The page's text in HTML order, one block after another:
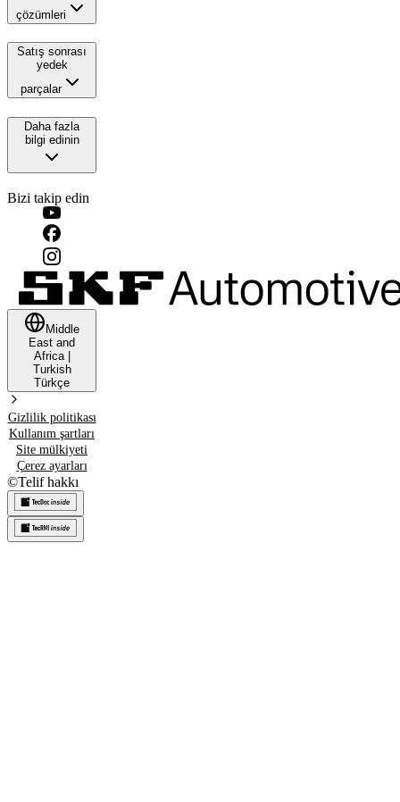
çözümleri
Satış sonrası
yedek
parçalar
Daha fazla
bilgi edinin
Bizi takip edin
Middle
East and
Africa|
Turkish
Türkçe
Gizlilik politikası
Kullanım şartları
Site mülkiyeti
Çerez ayarları
©Telif hakkı